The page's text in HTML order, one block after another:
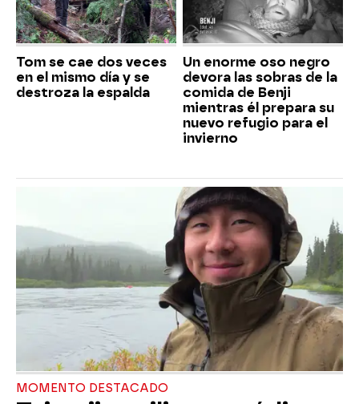
Tom se cae dos veces
en el mismo día y se
destroza la espalda
Un enorme oso negro
devora las sobras de la
comida de Benji
mientras él prepara su
nuevo refugio para el
invierno
MOMENTO DESTACADO